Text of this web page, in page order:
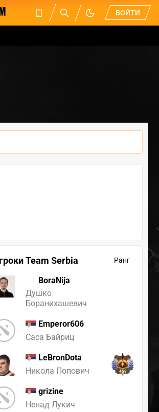
ВОЙТИ
Team Serbia Ранг
BoraNija
Душко
Боранихашевич
Emperor606
Саса Байриц
LeBronDota
Никола Попович
459
grizine
Ненад Лукич